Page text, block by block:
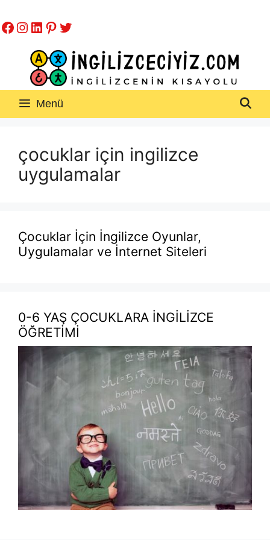
atla
Facebook
Instagram
LinkedIn
Pinterest
Twitter
Menü
çocuklar için ingilizce
uygulamalar
Çocuklar İçin İngilizce Oyunlar,
Uygulamalar ve İnternet Siteleri
0-6 YAŞ ÇOCUKLARA İNGİLİZCE
ÖĞRETİMİ